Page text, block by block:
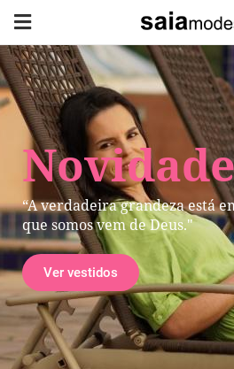
“A verdadeira grandeza está
que somos vem de Deus."
Ver vestidos